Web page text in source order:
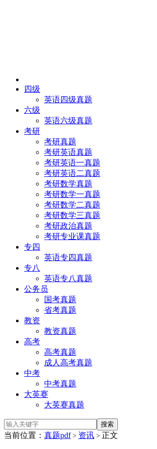
四级
英语四级真题
六级
英语六级真题
考研
考研真题
考研英语真题
考研英语一真题
考研英语二真题
考研数学真题
考研数学一真题
考研数学二真题
考研数学三真题
考研政治真题
考研专业课真题
专四
英语专四真题
专八
英语专八真题
公务员
国考真题
省考真题
教资
教资真题
高考
高考真题
成人高考真题
中考
中考真题
大英赛
大英赛真题
当前位置： 真题pdf > 资讯 > 正文